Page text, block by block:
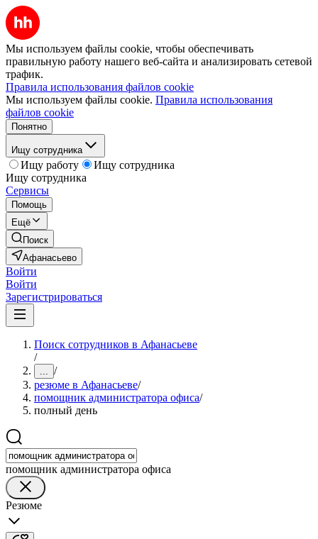
Мы используем файлы cookie, чтобы обеспечивать
правильную работу нашего веб-сайта и анализировать сетевой
трафик.
Правила использования файлов cookie
Мы используем файлы cookie. Правила использования
файлов cookie
Понятно
Ищу сотрудника
Ищу работу
Ищу сотрудника
Ищу сотрудника
Сервисы
Помощь
Ещё
Поиск
Афанасьево
Войти
Войти
Зарегистрироваться
Поиск сотрудников в Афанасьеве
/
... /
резюме в Афанасьеве/
помощник администратора офиса/
полный день
помощник администратора офиса
Резюме